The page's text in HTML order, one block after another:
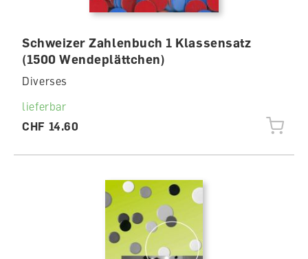
Schweizer Zahlenbuch 1 Klassensatz
(1500 Wendeplättchen)
Diverses
lieferbar
CHF 14.60